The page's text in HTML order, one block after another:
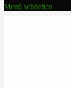
Menü schließen